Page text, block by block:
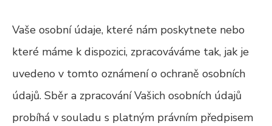
Vaše osobní údaje, které nám poskytnete nebo
které máme k dispozici, zpracováváme tak, jak je
uvedeno v tomto oznámení o ochraně osobních
údajů. Sběr a zpracování Vašich osobních údajů
probíhá v souladu s platným právním předpisem